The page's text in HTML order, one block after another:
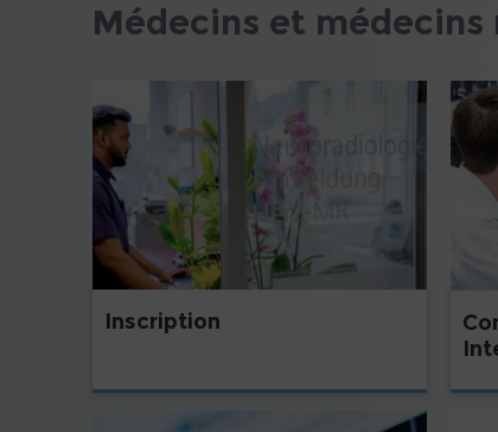
Médecins et médecins
Inscription